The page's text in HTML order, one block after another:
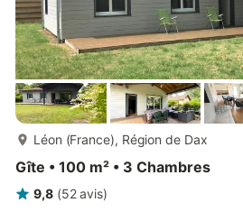
Léon (France), Région de Dax
Gîte • 100 m² • 3 Chambres
9,8 (52 avis)